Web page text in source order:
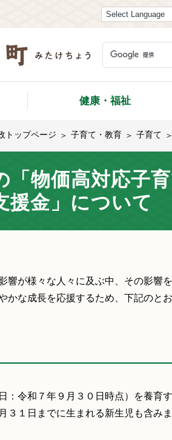
健康・福祉
トップページ 子育て・教育 子育て
「物価高対応子
援金」について
響が様々な人々に及ぶ中、その影響
かな成長を応援するため、下記のとお
：令和７年９月３０日時点）を養育
１日までに生まれる新生児も含みま